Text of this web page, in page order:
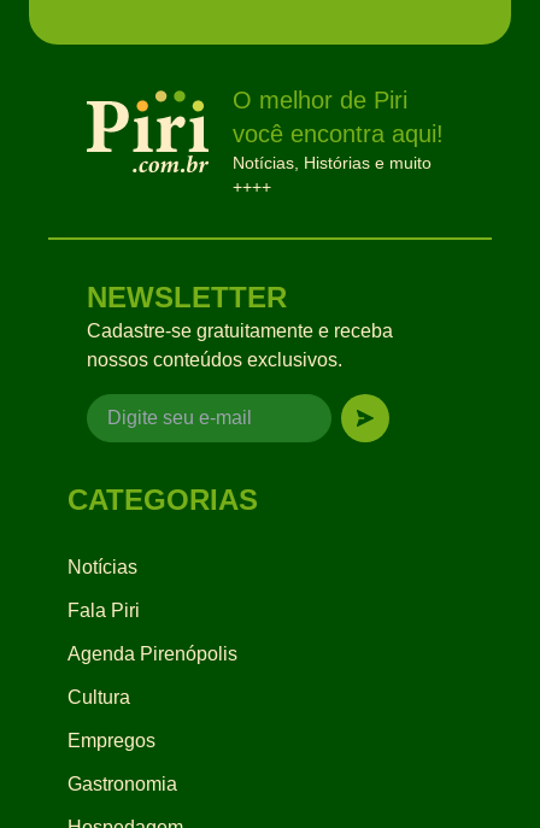
O melhor de Piri
você encontra aqui!
Notícias, Histórias e muito
++++
NEWSLETTER
Cadastre-se gratuitamente e receba
nossos conteúdos exclusivos.
CATEGORIAS
Notícias
Fala Piri
Agenda Pirenópolis
Cultura
Empregos
Gastronomia